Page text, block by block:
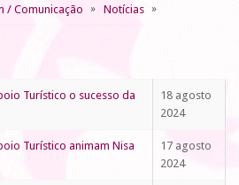
/ Comunicação
Notícias
Turístico o sucesso da
18 agosto
2024
Turístico animam Nisa
17 agosto
2024